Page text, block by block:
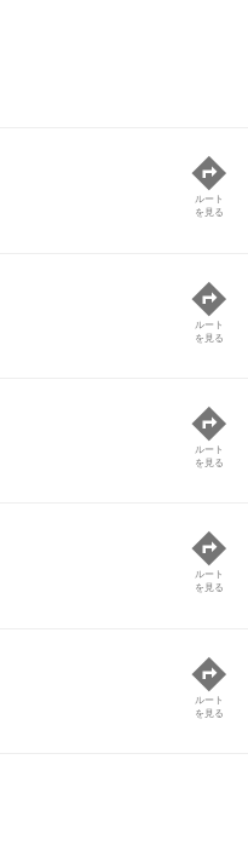
ルート
を見る
ルート
を見る
ルート
を見る
ルート
を見る
ルート
を見る